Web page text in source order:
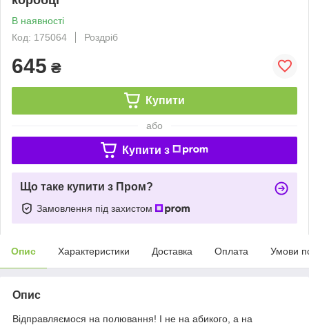
В наявності
Код: 175064
Роздріб
645 ₴
Купити
або
Купити з
Що таке купити з Пром?
Замовлення під захистом
Опис Характеристики Доставка Оплата Умови
Опис
Відправляємося на полювання! І не на абикого, а на